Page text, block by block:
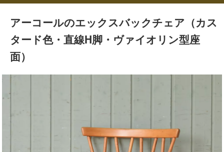
アーコールのエックスバックチェア（カス
タード色・直線H脚・ヴァイオリン型座
面）